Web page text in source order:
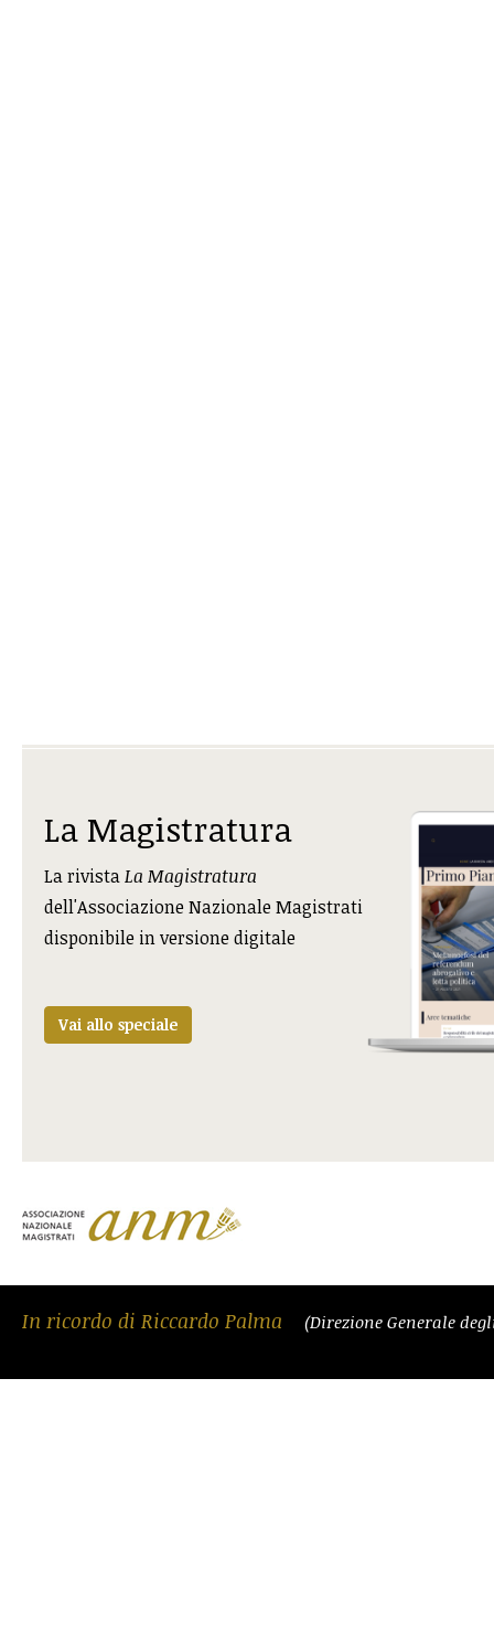
La Magistratura
La rivistaLa Magistratura
dell'Associazione Nazionale Magistrati
disponibile in versione digitale
Vai allo speciale
In ricordo di Riccardo Palma (Direzione Generale